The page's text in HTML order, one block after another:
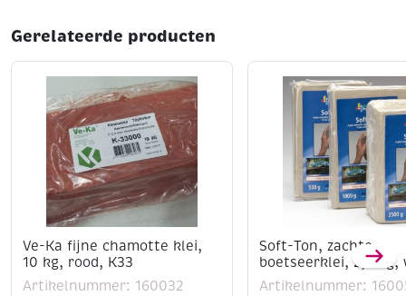
Gerelateerde producten
Ve-Ka fijne chamotte klei,
10 kg, rood, K33
Artikelnummer: 160032
Soft-Ton, zachte
boetseerklei, 2,5 kg,
Artikelnummer: